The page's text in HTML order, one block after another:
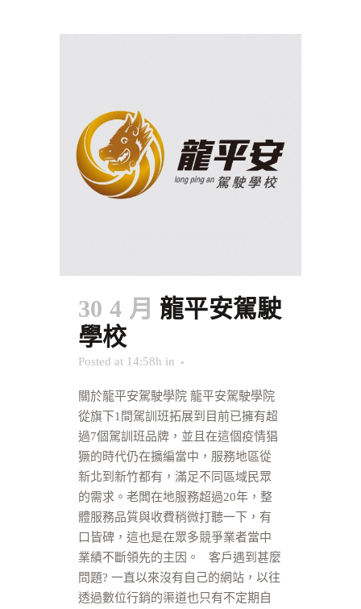
30 4 月 龍平安駕駛
學校
Posted at 14:58h in
關於龍平安駕駛學院 龍平安駕駛學院
從旗下1間駕訓班拓展到目前已擁有超
過7個駕訓班品牌，並且在這個疫情猖
獗的時代仍在擴編當中，服務地區從
新北到新竹都有，滿足不同區域民眾
的需求。老闆在地服務超過20年，整
體服務品質與收費稍微打聽一下，有
口皆碑，這也是在眾多競爭業者當中
業績不斷領先的主因。 客戶遇到甚麼
問題? 一直以來沒有自己的網站，以往
透過數位行銷的渠道也只有不定期自